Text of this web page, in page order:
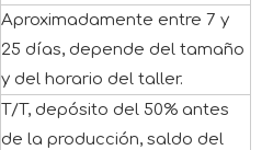
Aproximadamente entre 7 y
25 días, depende del tamaño
y del horario del taller.
T/T, depósito del 50% antes
de la producción, saldo del